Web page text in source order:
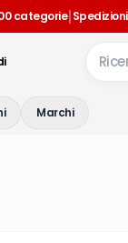
categorie|
Marchi